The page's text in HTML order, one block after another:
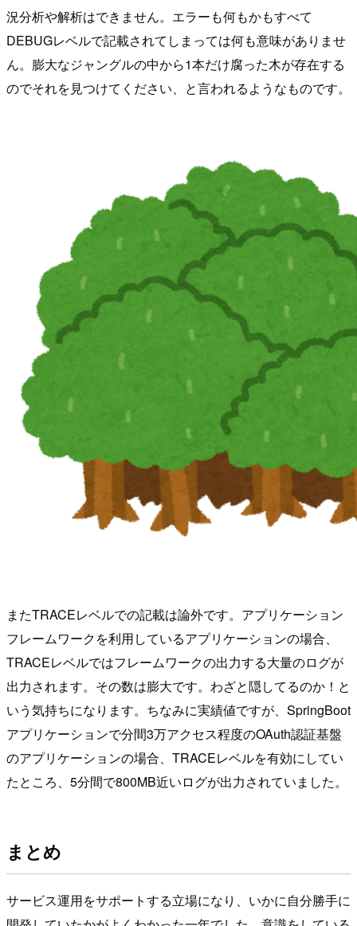
況分析や解析はできません。エラーも何もかもすべて
DEBUGレベルで記載されてしまっては何も意味がありませ
ん。膨大なジャングルの中から1本だけ腐った木が存在する
のでそれを見つけてください、と言われるようなものです。
またTRACEレベルでの記載は論外です。アプリケーション
フレームワークを利用しているアプリケーションの場合、
TRACEレベルではフレームワークの出力する大量のログが
出力されます。その数は膨大です。わざと隠してるのか！と
いう気持ちになります。ちなみに実績値ですが、SpringBoot
アプリケーションで分間3万アクセス程度のOAuth認証基盤
のアプリケーションの場合、TRACEレベルを有効にしてい
たところ、5分間で800MB近いログが出力されていました。
まとめ
サービス運用をサポートする立場になり、いかに自分勝手に